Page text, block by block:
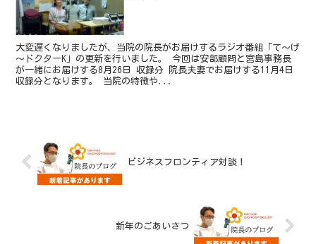
大変遅くなりましたが、当院の院長がお届けするラジオ番組「て～げ
～ドクターK」の更新を行いました。 今回は安部顧問と宮島事務長
が一緒にお届けする8月26日 収録分 院長夫妻でお届けする11月4日
収録分となります。 当院の特徴や...
ビジネスフロンティア対談！
新年のごあいさつ